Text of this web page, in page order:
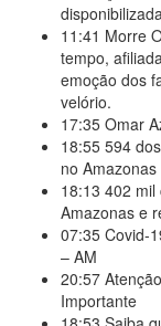
11:41 Morre
tempo,
emoção dos
velório.
17:35 Omar
18:55 594
no Amazonas
18:13 402 mil
Amazonas e
07:35 Covid-
– AM
20:57
Importante